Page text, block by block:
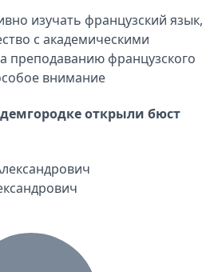
изучать французский язык,
с академическими
преподаванию французского
внимание
открыли бюст